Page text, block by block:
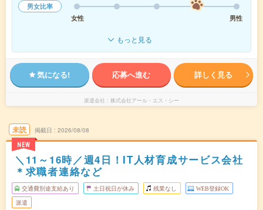
男女比率
女性
男性
もっと見る
気になる! 応募へ進む 詳しく見る
派遣会社 株式会社アール・エス・シー
未読
NEW
掲載日 2026/08/08
＼11～16時／週4日！IT人材育成サービス会社
＊求職者連絡など
交通費別途支給あり 土日祝日が休み 残業なし WEB登録OK
派遣